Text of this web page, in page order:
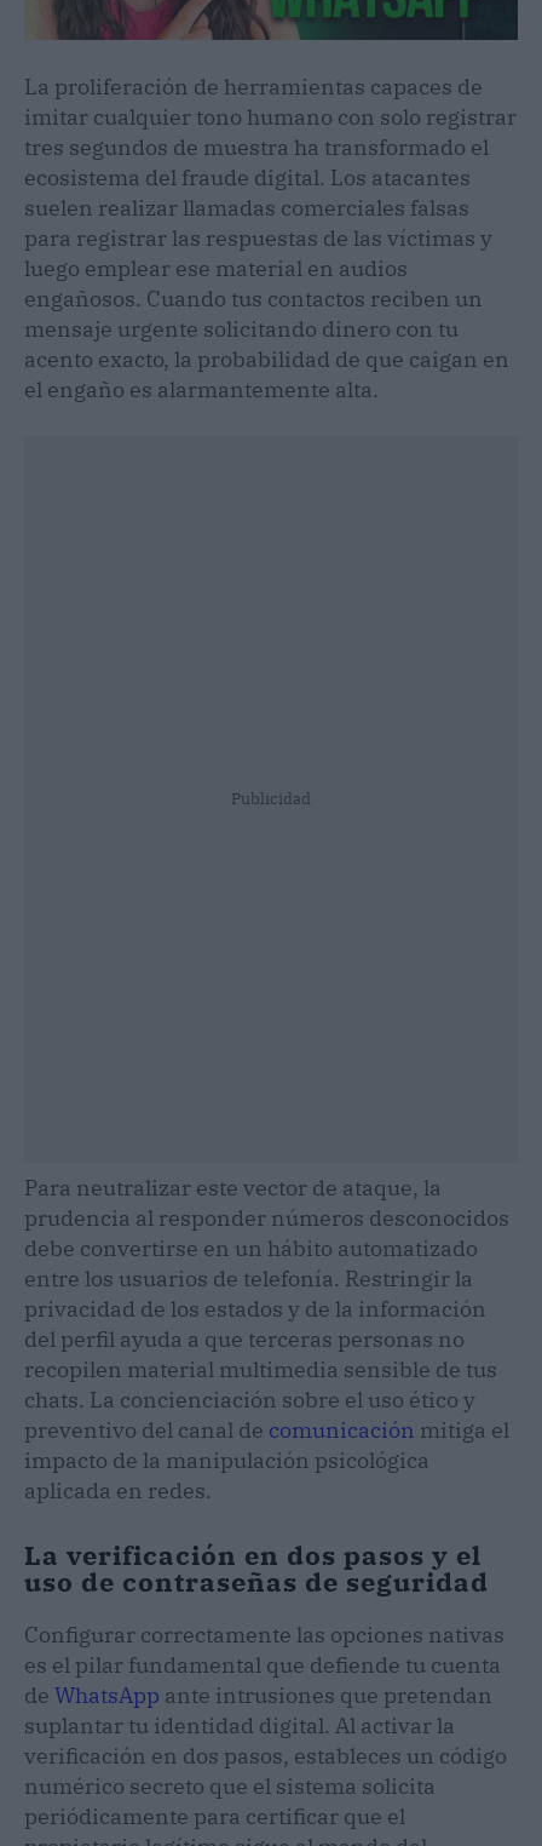
La proliferación de herramientas capaces de
imitar cualquier tono humano con solo registrar
tres segundos de muestra ha transformado el
ecosistema del fraude digital. Los atacantes
suelen realizar llamadas comerciales falsas
para registrar las respuestas de las víctimas y
luego emplear ese material en audios
engañosos. Cuando tus contactos reciben un
mensaje urgente solicitando dinero con tu
acento exacto, la probabilidad de que caigan en
el engaño es alarmantemente alta.
Publicidad
Para neutralizar este vector de ataque, la
prudencia al responder números desconocidos
debe convertirse en un hábito automatizado
entre los usuarios de telefonía. Restringir la
privacidad de los estados y de la información
del perfil ayuda a que terceras personas no
recopilen material multimedia sensible de tus
chats. La concienciación sobre el uso ético y
preventivo del canal de comunicación mitiga el
impacto de la manipulación psicológica
aplicada en redes.
La verificación en dos pasos y el
uso de contraseñas de seguridad
Configurar correctamente las opciones nativas
es el pilar fundamental que defiende tu cuenta
de WhatsApp ante intrusiones que pretendan
suplantar tu identidad digital. Al activar la
verificación en dos pasos, estableces un código
numérico secreto que el sistema solicita
periódicamente para certificar que el